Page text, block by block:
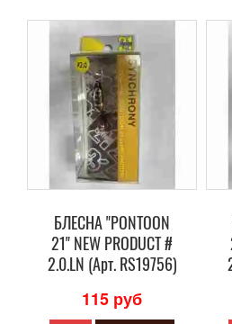
БЛЕСНА "PONTOON
21" NEW PRODUCT #
2.0.LN (Арт. RS19756)
115 руб